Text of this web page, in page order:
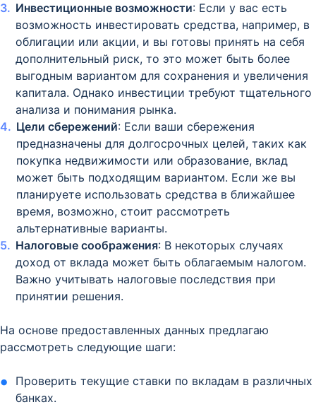
Инвестиционные возможности: Если у вас есть
возможность инвестировать средства, например, в
облигации или акции, и вы готовы принять на себя
дополнительный риск, то это может быть более
выгодным вариантом для сохранения и увеличения
капитала. Однако инвестиции требуют тщательного
анализа и понимания рынка.
Цели сбережений: Если ваши сбережения
предназначены для долгосрочных целей, таких как
покупка недвижимости или образование, вклад
может быть подходящим вариантом. Если же вы
планируете использовать средства в ближайшее
время, возможно, стоит рассмотреть
альтернативные варианты.
Налоговые соображения: В некоторых случаях
доход от вклада может быть облагаемым налогом.
Важно учитывать налоговые последствия при
принятии решения.
На основе предоставленных данных предлагаю
рассмотреть следующие шаги:
Проверить текущие ставки по вкладам в различных
банках.